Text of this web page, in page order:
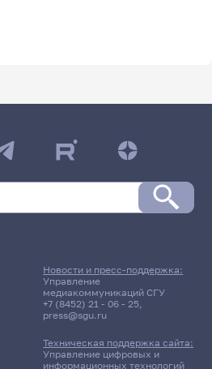
ОБНОВЛЕНИЯ:
ОБНОВЛЯЛОСЬ
Новости и пресс-поддержка:
Управление
медиакоммуникаций СГУ
+7 (8452) 21 - 06 - 25,
press@sgu.ru
Техническая поддержка сайта:
Управление цифровых и
информационных технологий